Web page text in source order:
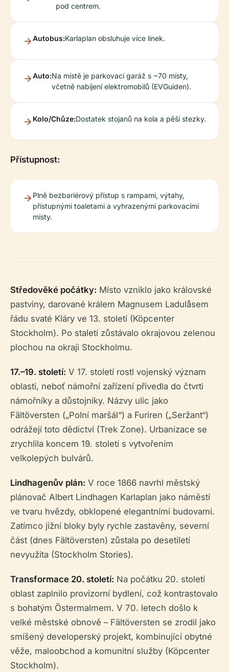
pod centrem.
Autobus:Karlaplan obsluhuje více linek.
Auto:Na místě je parkovací garáž s ~70 místy,
včetně nabíjení elektromobilů (EVGuiden).
Kolo/Chůze:Dostatek stojanů na kola a pěší stezky.
Přístupnost:
Plně bezbariérový přístup s rampami, výtahy,
přístupnými toaletami a vyhrazenými parkovacími
místy.
Středověké počátky: Místo vzniklo jako královské
pastviny, darované králem Magnusem Ladulåsem
řádu svaté Kláry ve 13. století (Köpcenter
Stockholm). Po staletí zůstávalo okrajovou zelenou
plochou na okraji Stockholmu.
17.–19. století: V 17. století rostl vojenský význam
oblasti, neboť námořní zařízení přivedla do čtvrti
námořníky a důstojníky. Názvy ulic jako
Fältöversten („Polní maršál“) a Furiren („Seržant“)
odrážejí toto dědictví (Trek Zone). Urbanizace se
zrychlila koncem 19. století s vytvořením
velkolepých bulvárů.
Lindhagenův plán: V roce 1866 navrhl městský
plánovač Albert Lindhagen Karlaplan jako náměstí
ve tvaru hvězdy, obklopené elegantními budovami.
Zatímco jižní bloky byly rychle zastavěny, severní
část (dnes Fältöversten) zůstala po desetiletí
nevyužita (Stockholm Stories).
Transformace 20. století: Na počátku 20. století
oblast zaplnilo provizorní bydlení, což kontrastovalo
s bohatým Östermalmem. V 70. letech došlo k
velké městské obnově – Fältöversten se zrodil jako
smíšený developerský projekt, kombinující obytné
věže, maloobchod a komunitní služby (Köpcenter
Stockholm).